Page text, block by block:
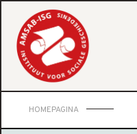
HOMEPAGINA